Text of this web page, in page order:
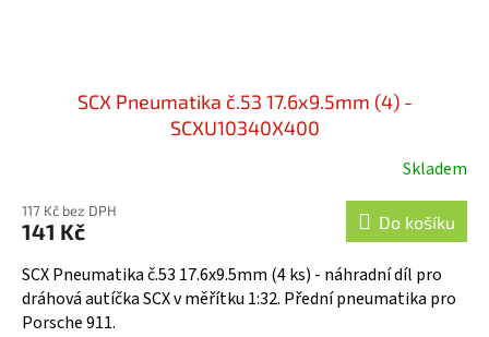
SCX Pneumatika č.53 17.6x9.5mm (4) -
SCXU10340X400
Skladem
117 Kč bez DPH
141 Kč Do košíku
SCX Pneumatika č.53 17.6x9.5mm (4 ks) - náhradní díl pro
dráhová autíčka SCX v měřítku 1:32. Přední pneumatika pro
Porsche 911.